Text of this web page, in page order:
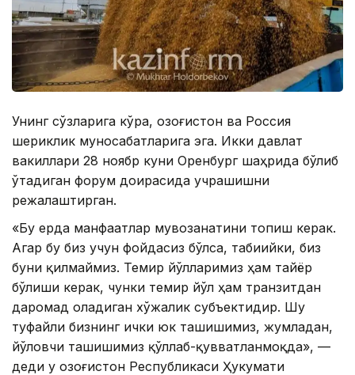
Унинг сўзларига кўра, Қозоғистон ва Россия
шериклик муносабатларига эга. Икки давлат
вакиллари 28 ноябр куни Оренбург шаҳрида бўлиб
ўтадиган форум доирасида учрашишни
режалаштирган.
«Бу ерда манфаатлар мувозанатини топиш керак.
Агар бу биз учун фойдасиз бўлса, табиийки, биз
буни қилмаймиз. Темир йўлларимиз ҳам тайёр
бўлиши керак, чунки темир йўл ҳам транзитдан
даромад оладиган хўжалик субъектидир. Шу
туфайли бизнинг ички юк ташишимиз, жумладан,
йўловчи ташишимиз қўллаб-қувватланмоқда», —
деди у Қозоғистон Республикаси Ҳукумати